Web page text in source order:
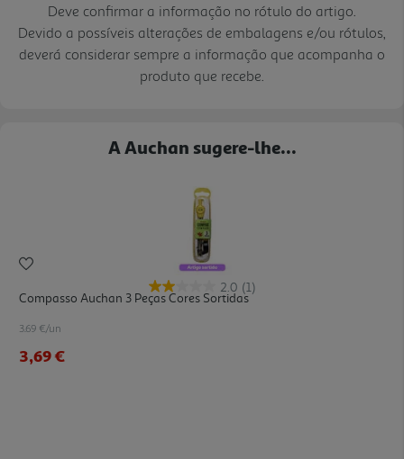
Deve confirmar a informação no rótulo do artigo.
Devido a possíveis alterações de embalagens e/ou rótulos,
deverá considerar sempre a informação que acompanha o
produto que recebe.
A Auchan sugere-lhe...
2.0 (1)
Compasso Auchan 3 Peças Cores Sortidas
3.69 €/un
3,69 €